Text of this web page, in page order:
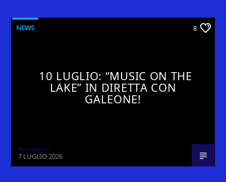
NEWS 8
10 LUGLIO: “MUSIC ON THE
LAKE” IN DIRETTA CON
GALEONE!
Redazione
7 LUGLIO 2026